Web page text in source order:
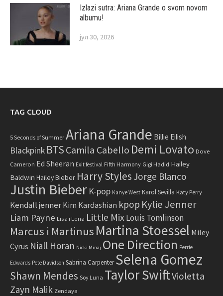
Izlazi sutra: Ariana Grande o svom novom
albumu!
јул 30, 2026
TAG CLOUD
5 Seconds of Summer Ariana Grande Billie Eilish
Blackpink BTS Camila Cabello Demi Lovato Dove
Cameron Ed Sheeran Exit festival Fifth Harmony Gigi Hadid Hailey
Baldwin Hailey Bieber Harry Styles Jorge Blanco
Justin Bieber K-pop Kanye West Karol Sevilla Katy Perry
Kendall jenner Kim Kardashian kpop Kylie Jenner
Liam Payne Lisa i Lena Little Mix Louis Tomlinson
Marcus i Martinus Martina Stoessel Miley
Cyrus Niall Horan Nicki Minaj One Direction Perrie
Edwards Pete Davidson Sabrina Carpenter Selena Gomez
Shawn Mendes Soy Luna Taylor SwiftVioletta
Zayn Malik Zendaya